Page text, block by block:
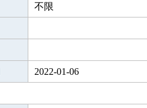
不限
2022-01-06